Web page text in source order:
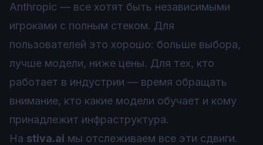
Anthropic — все хотят быть независимыми
игроками с полным стеком. Для
пользователей это хорошо: больше выбора,
лучше модели, ниже цены. Для тех, кто
работает в индустрии — время обращать
внимание, кто какие модели обучает и кому
принадлежит инфраструктура.
На stiva.ai мы отслеживаем все эти сдвиги.